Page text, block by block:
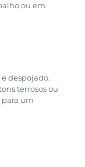
ou em
despojado.
terrosos ou
para um